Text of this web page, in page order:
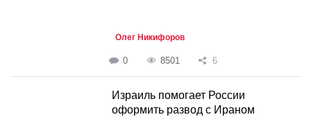
Олег Никифоров
0 8501 6
Израиль помогает России
оформить развод с Ираном